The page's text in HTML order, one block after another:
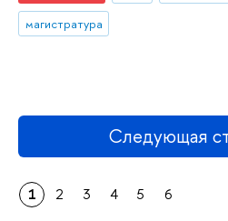
магистратура
Следующая
1 2 3 4 5 6